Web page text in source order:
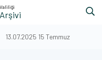
13.07.2025 15 Temmuz